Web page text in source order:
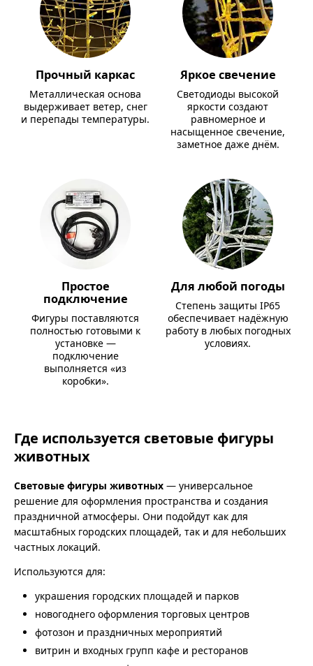
Прочный каркас
Металлическая основа
выдерживает ветер, снег
и перепады температуры.
Яркое свечение
Светодиоды высокой
яркости создают
равномерное и
насыщенное свечение,
заметное даже днём.
Простое
подключение
Фигуры поставляются
полностью готовыми к
установке —
подключение
выполняется «из
коробки».
Для любой погоды
Степень защиты IP65
обеспечивает надёжную
работу в любых погодных
условиях.
Где используется световые фигуры
животных
Световые фигуры животных — универсальное
решение для оформления пространства и создания
праздничной атмосферы. Они подойдут как для
масштабных городских площадей, так и для небольших
частных локаций.
Используются для:
украшения городских площадей и парков
новогоднего оформления торговых центров
фотозон и праздничных мероприятий
витрин и входных групп кафе и ресторанов